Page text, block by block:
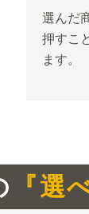
選んだ
押すこ
ます。
『選